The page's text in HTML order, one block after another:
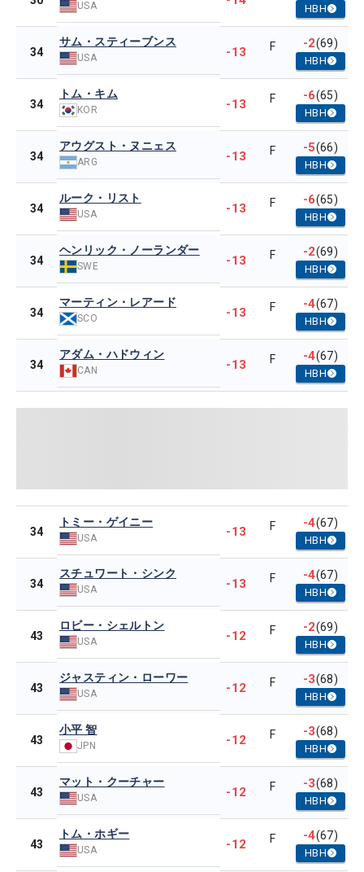
USA HBH
34
サム・スティーブンス
USA -13 F -2(69)
HBH
34
トム・キム
KOR -13 F -6(65)
HBH
34
アウグスト・ヌニェス
ARG -13 F -5(66)
HBH
34
ルーク・リスト
USA -13 F -6(65)
HBH
34
ヘンリック・ノーランダー
SWE -13 F -2(69)
HBH
34
マーティン・レアード
SCO -13 F -4(67)
HBH
34
アダム・ハドウィン
CAN -13 F -4(67)
HBH
34
トミー・ゲイニー
USA -13 F -4(67)
HBH
34
スチュワート・シンク
USA -13 F -4(67)
HBH
43
ロビー・シェルトン
USA -12 F -2(69)
HBH
43
ジャスティン・ローワー
USA -12 F -3(68)
HBH
43
小平 智
JPN -12 F -3(68)
HBH
43
マット・クーチャー
USA -12 F -3(68)
HBH
43
トム・ホギー
USA -12 F -4(67)
HBH